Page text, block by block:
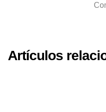
Artículos